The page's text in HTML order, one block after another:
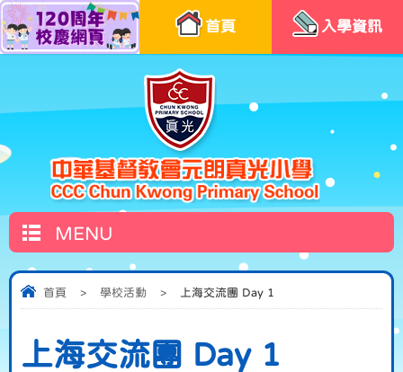
首頁 入學資訊
MENU
首頁 > 學校活動 > 上海交流團 Day 1
上海交流團 Day 1